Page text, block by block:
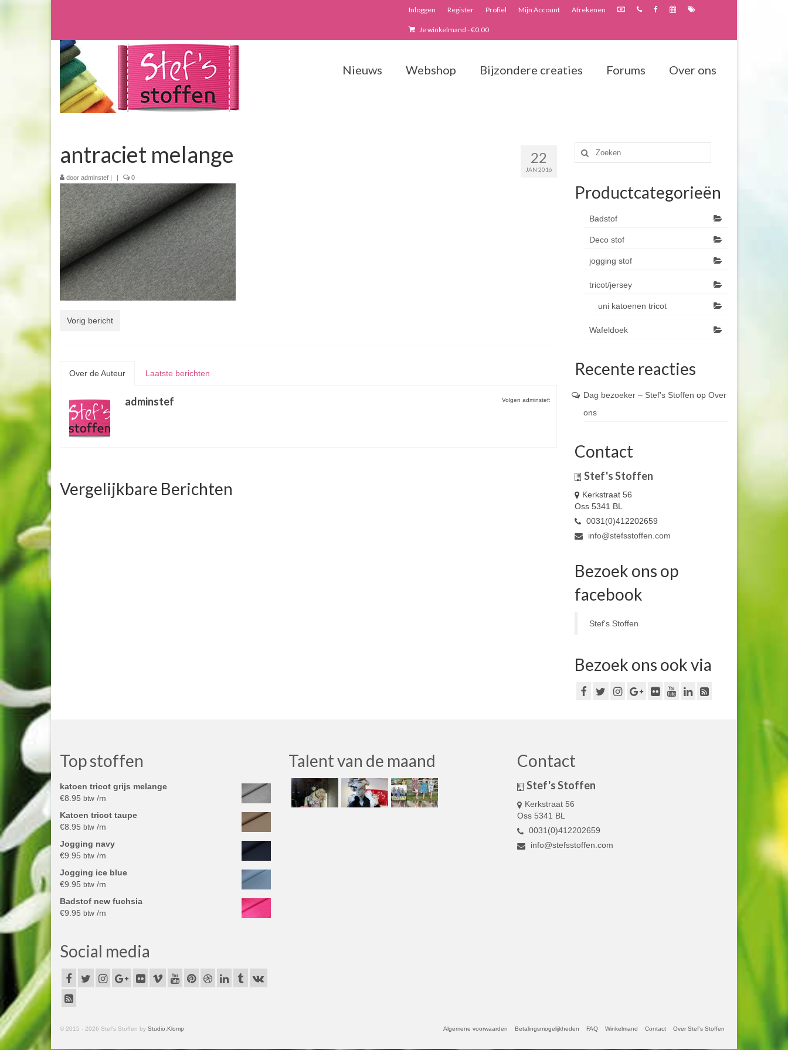
Inloggen Register Profiel Mijn Account Afrekenen
Je winkelmand -€0.00
Nieuws Webshop Bijzondere creaties Forums Over ons
22
JAN 2016
antraciet melange
door adminstef | | 0
Vorig bericht
Over de Auteur Laatste berichten
Volgen adminstef:
adminstef
Vergelijkbare Berichten
Zoeken
naar:
Productcategorieën
Badstof
Deco stof
jogging stof
tricot/jersey
uni katoenen tricot
Wafeldoek
Recente reacties
Dag bezoeker – Stef's Stoffen op Over
ons
Contact
Stef's Stoffen
Kerkstraat 56
Oss 5341 BL
0031(0)412202659
info@stefsstoffen.com
Bezoek ons op
facebook
Stef's Stoffen
Bezoek ons ook via
Top stoffen
katoen tricot grijs melange
€8.95 btw /m
Katoen tricot taupe
€8.95 btw /m
Jogging navy
€9.95 btw /m
Jogging ice blue
€9.95 btw /m
Badstof new fuchsia
€9.95 btw /m
Social media
Talent van de maand Contact
Stef's Stoffen
Kerkstraat 56
Oss 5341 BL
0031(0)412202659
info@stefsstoffen.com
Algemene voorwaarden Betalingsmogelijkheden FAQ Winkelmand Contact Over Stef’s Stoffen
© 2015 - 2026 Stef's Stoffen by Studio.Klomp